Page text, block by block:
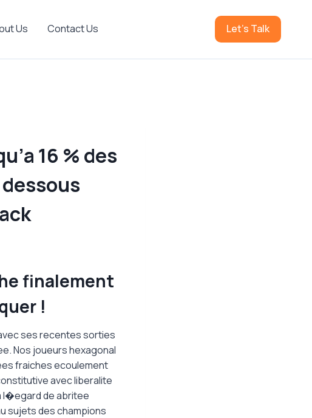
Us Contact Us Let's Talk
16 % des
finalement
!
ses recentes sorties
Nos joueurs hexagonal
fraiches ecoulement
avec liberalite
l�egard de abritee
sujets des champions